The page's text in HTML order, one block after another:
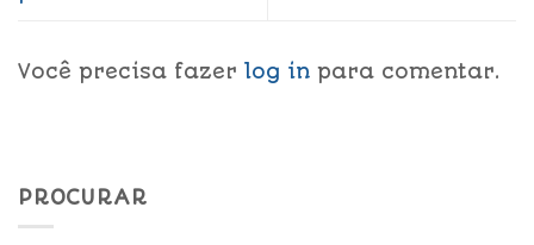
Você precisa fazer log in para comentar.
PROCURAR